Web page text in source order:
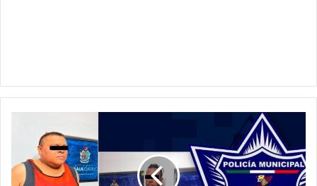
am3n4zó
un
cuch1ll0